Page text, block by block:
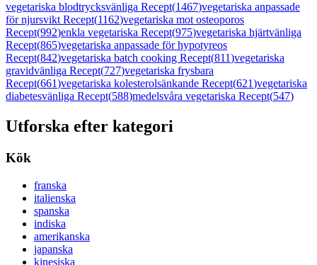
vegetariska blodtrycksvänliga Recept(1467)vegetariska anpassade
för njursvikt Recept(1162)vegetariska mot osteoporos
Recept(992)enkla vegetariska Recept(975)vegetariska hjärtvänliga
Recept(865)vegetariska anpassade för hypotyreos
Recept(842)vegetariska batch cooking Recept(811)vegetariska
gravidvänliga Recept(727)vegetariska frysbara
Recept(661)vegetariska kolesterolsänkande Recept(621)vegetariska
diabetesvänliga Recept(588)medelsvåra vegetariska Recept(547)
Utforska efter kategori
Kök
franska
italienska
spanska
indiska
amerikanska
japanska
kinesiska